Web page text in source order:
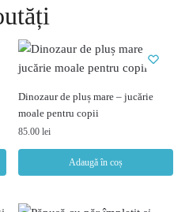
Dinozaur de pluș mare – jucărie
moale pentru copii
85.00 lei
Adaugă în coș